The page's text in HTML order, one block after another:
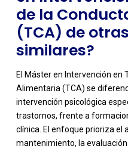
de la
(TCA) de
similares?
El Máster en Intervención en
Alimentaria (TCA) se
intervención psicológica
trastornos, frente a
clínica. El enfoque prioriza el
mantenimiento, la